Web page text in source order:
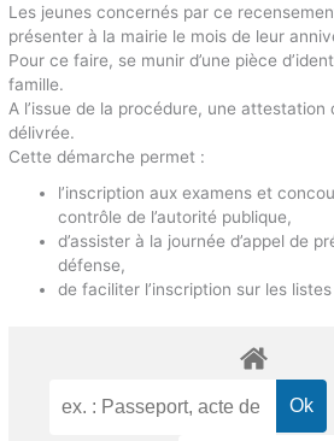
Les jeunes concernés par ce
présenter à la mairie le mois de leur
Pour ce faire, se munir d’une pièce
famille.
A l’issue de la procédure, une
délivrée.
Cette démarche permet :
l’inscription aux examens et
contrôle de l’autorité publique,
d’assister à la journée d’appel de
défense,
de faciliter l’inscription sur les